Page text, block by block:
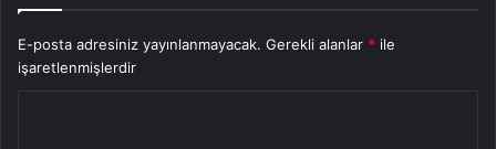
E-posta adresiniz yayınlanmayacak. Gerekli alanlar * ile
işaretlenmişlerdir